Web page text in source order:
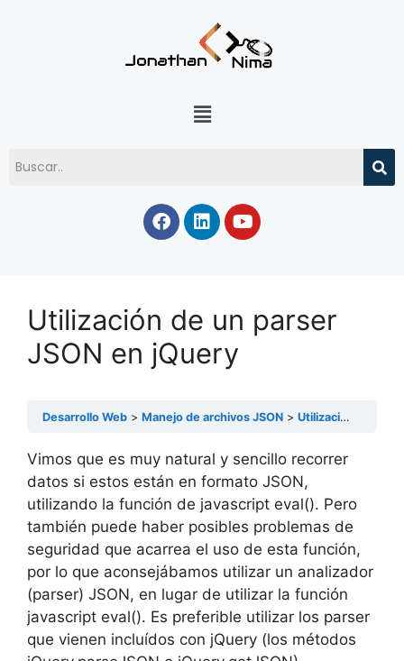
Utilización de un parser
JSON en jQuery
Desarrollo Web Manejo de archivos JSON Utilización de un parser JSON en jQuery
Vimos que es muy natural y sencillo recorrer
datos si estos están en formato JSON,
utilizando la función de javascript eval(). Pero
también puede haber posibles problemas de
seguridad que acarrea el uso de esta función,
por lo que aconsejábamos utilizar un analizador
(parser) JSON, en lugar de utilizar la función
javascript eval(). Es preferible utilizar los parser
que vienen incluídos con jQuery (los métodos